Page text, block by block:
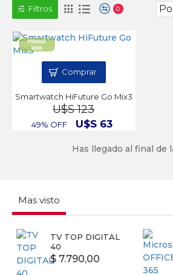
Filtros 0
Smartwatch HiFuture Go Mix3
U$S 123
49% OFF U$S 63
Comprar
Has llegado al final de
Mas visto
TV TOP DIGITAL
40
$ 7.790,00